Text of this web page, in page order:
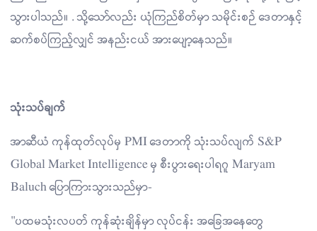
သွားပါသည်။ . သို့သော်လည်း ယုံကြည်စိတ်မှာ သမိုင်းစဉ် ဒေတာနှင့်
ဆက်စပ်ကြည့်လျှင် အနည်းငယ် အားပျော့နေသည်။
သုံးသပ်ချက်
အာဆီယံ ကုန်ထုတ်လုပ်မှ PMI ဒေတာကို သုံးသပ်လျက် S&P
Global Market Intelligence မှ စီးပွားရေးပါရဂူ Maryam
Baluch ပြောကြားသွားသည်မှာ-
"ပထမသုံးလပတ် ကုန်ဆုံးချိန်မှာ လုပ်ငန်း အခြေအနေတွေ